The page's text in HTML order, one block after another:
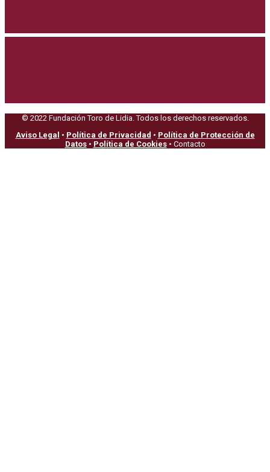
© 2022 Fundación Toro de Lidia. Todos los derechos reservados.
Aviso Legal • Política de Privacidad • Política de Protección de
Datos• Política de Cookies• Contacto